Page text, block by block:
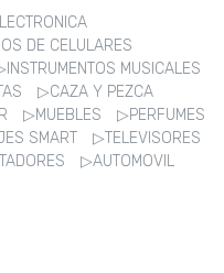
DE CELULARES
MUSICALES
▷CAZA Y PEZCA
▷MUEBLES
▷PERFUMES
SMART
▷TELEVISORES
▷AUTOMOVIL